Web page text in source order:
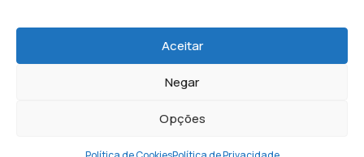
Aceitar
Negar
Opções
para gerar leads altamente qualificados.